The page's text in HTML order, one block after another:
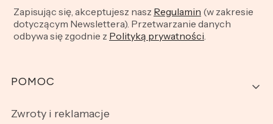
Zapisując się, akceptujesz nasz Regulamin (w zakresie
dotyczącym Newslettera). Przetwarzanie danych
odbywa się zgodnie z Polityką prywatności.
Linki w stopce
POMOC
Zwroty i reklamacje